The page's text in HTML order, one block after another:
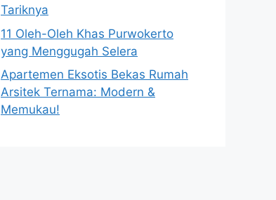
Tariknya
11 Oleh-Oleh Khas Purwokerto
yang Menggugah Selera
Apartemen Eksotis Bekas Rumah
Arsitek Ternama: Modern &
Memukau!